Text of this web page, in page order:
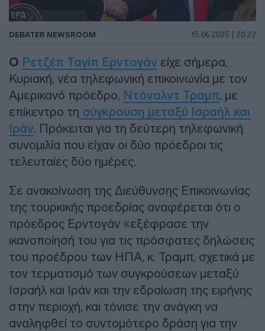
EPA
DEBATER NEWSROOM 15.06.2025 | 20:22
Ο Ρετζέπ Ταγίπ Ερντογάν είχε σήμερα,
Κυριακή, νέα τηλεφωνική επικοινωνία με τον
Αμερικανό πρόεδρο, Ντόναλντ Τραμπ, με
επίκεντρο τη σύγκρουση μεταξύ Ισραήλ και
Ιράν. Πρόκειται για τη δεύτερη τηλεφωνική
συνομιλία που είχαν οι δύο πρόεδροι τις
τελευταίες δύο ημέρες.
Σε ανακοίνωση της Διεύθυνσης Επικοινωνίας
της τουρκικής προεδρίας αναφέρεται ότι ο
πρόεδρος Ερντογάν «εξέφρασε την
ικανοποίησή του για τις πρόσφατες δηλώσεις
του προέδρου των ΗΠΑ, κ. Τραμπ, σχετικά με
τον τερματισμό των συγκρούσεων μεταξύ
Ισραήλ και Ιράν και την εδραίωση της ειρήνης
στην περιοχή, και τόνισε την ανάγκη να
αναληφθεί το συντομότερο δράση για την